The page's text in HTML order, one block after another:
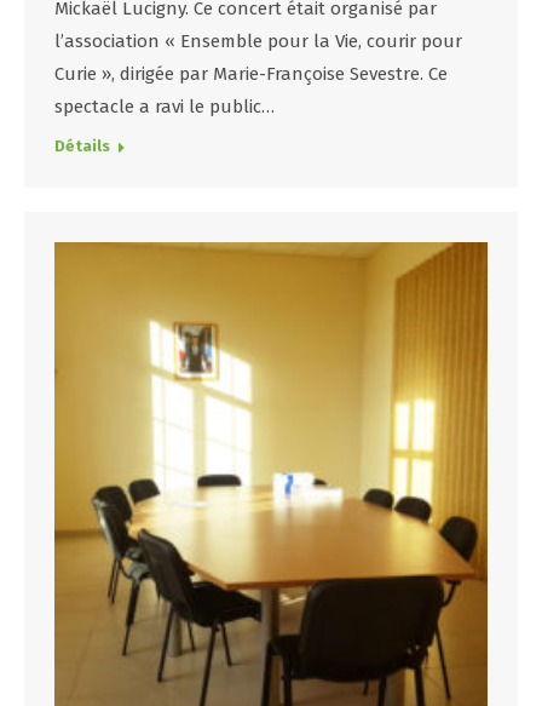
Mickaël Lucigny. Ce concert était organisé par
l’association « Ensemble pour la Vie, courir pour
Curie », dirigée par Marie-Françoise Sevestre. Ce
spectacle a ravi le public…
Détails